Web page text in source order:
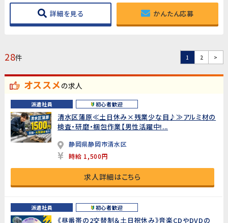
詳細を見る かんたん応募
28件 1 2 >
オススメの求人
派遣社員 初心者歓迎
清水区蒲原≪土日休み×残業少な目♪≫アルミ材の
検査・研磨・梱包作業【男性活躍中!...
静岡県静岡市清水区
時給 1,500円
求人詳細はこちら
派遣社員 初心者歓迎
《昼番帯の2交替制＆土日祝休み》音楽CDやDVDの